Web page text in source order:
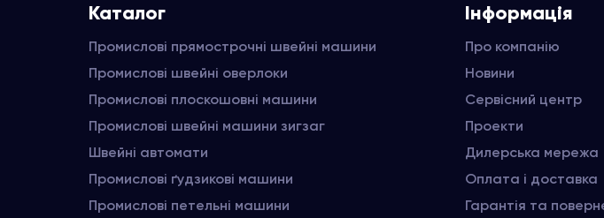
Каталог
Промислові прямострочні швейні машини
Промислові швейні оверлоки
Промислові плоскошовні машини
Промислові швейні машини зигзаг
Швейні автомати
Промислові ґудзикові машини
Промислові петельні машини
Інформація
Про компанію
Новини
Сервісний центр
Проекти
Дилерська мережа
Оплата і доставка
Гарантія та